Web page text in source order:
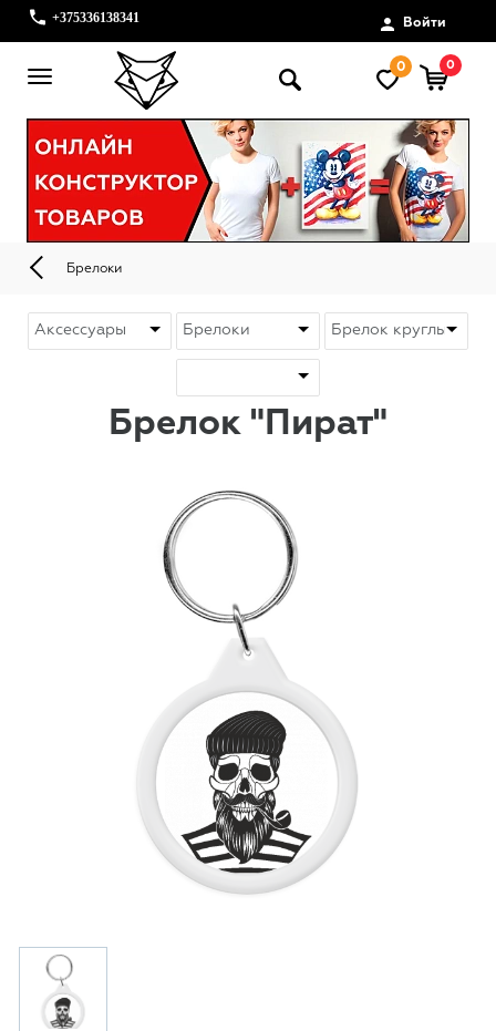
+375336138341 Войти
0 0
Брелоки
Брелок "Пират"